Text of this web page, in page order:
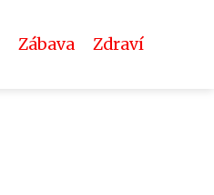
Zábava Zdraví